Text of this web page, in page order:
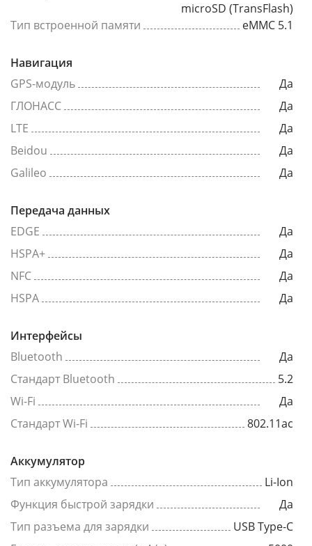
microSD (TransFlash)
Тип встроенной памяти
eMMC 5.1
Навигация
GPS-модуль
Да
ГЛОНАСС
Да
LTE
Да
Beidou
Да
Galileo
Да
Передача данных
EDGE
Да
HSPA+
Да
NFC
Да
HSPA
Да
Интерфейсы
Bluetooth
Да
Стандарт Bluetooth
5.2
Wi-Fi
Да
Стандарт Wi-Fi
802.11ac
Аккумулятор
Тип аккумулятора
Li-Ion
Функция быстрой зарядки
Да
Тип разъема для зарядки
USB Type-C